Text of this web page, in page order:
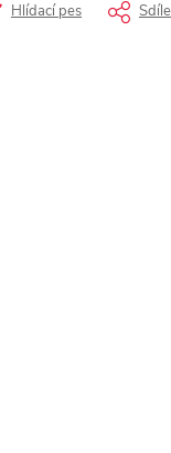
Hlídací pes